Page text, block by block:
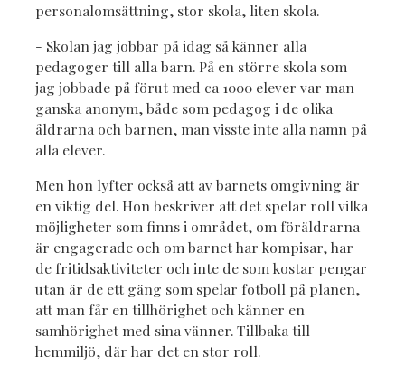
personalomsättning, stor skola, liten skola.
- Skolan jag jobbar på idag så känner alla
pedagoger till alla barn. På en större skola som
jag jobbade på förut med ca 1000 elever var man
ganska anonym, både som pedagog i de olika
åldrarna och barnen, man visste inte alla namn på
alla elever.
Men hon lyfter också att av barnets omgivning är
en viktig del. Hon beskriver att det spelar roll vilka
möjligheter som finns i området, om föräldrarna
är engagerade och om barnet har kompisar, har
de fritidsaktiviteter och inte de som kostar pengar
utan är de ett gäng som spelar fotboll på planen,
att man får en tillhörighet och känner en
samhörighet med sina vänner. Tillbaka till
hemmiljö, där har det en stor roll.